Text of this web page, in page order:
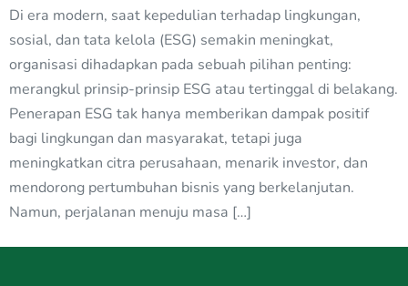
Di era modern, saat kepedulian terhadap lingkungan,
sosial, dan tata kelola (ESG) semakin meningkat,
organisasi dihadapkan pada sebuah pilihan penting:
merangkul prinsip-prinsip ESG atau tertinggal di belakang.
Penerapan ESG tak hanya memberikan dampak positif
bagi lingkungan dan masyarakat, tetapi juga
meningkatkan citra perusahaan, menarik investor, dan
mendorong pertumbuhan bisnis yang berkelanjutan.
Namun, perjalanan menuju masa […]